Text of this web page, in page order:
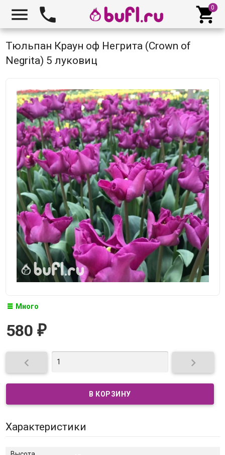
  
Тюльпан Краун оф Негрита (Crown of
Negrita) 5 луковиц
Много
580 ₽
 
Характеристики